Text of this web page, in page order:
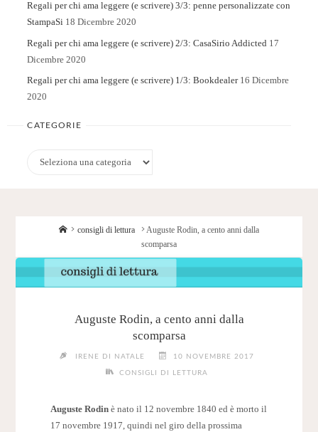
Regali per chi ama leggere (e scrivere) 3/3: penne personalizzate con
StampaSi 18 Dicembre 2020
Regali per chi ama leggere (e scrivere) 2/3: CasaSirio Addicted 17
Dicembre 2020
Regali per chi ama leggere (e scrivere) 1/3: Bookdealer 16 Dicembre
2020
CATEGORIE
Categorie
Homeconsigli di lettura
Auguste Rodin, a cento anni dalla
scomparsa
Auguste Rodin, a cento anni dalla
scomparsa
IRENE DI NATALE 10 NOVEMBRE 2017
CONSIGLI DI LETTURA
Auguste Rodinè nato il 12 novembre 1840 ed è morto il
17 novembre 1917, quindi nel giro della prossima